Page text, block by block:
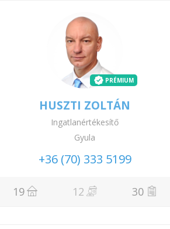
PRÉMIUM
HUSZTI ZOLTÁN
Ingatlanértékesítő
Gyula
+36 (70) 333 5199
19 12 30